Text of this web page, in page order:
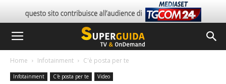
Home Infotainment C'è posta per te
Infotainment C'è posta per te Video